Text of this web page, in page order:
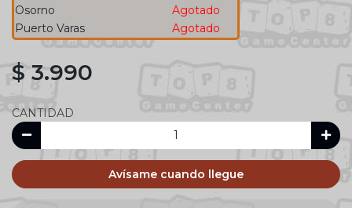
Osorno
Agotado
Puerto Varas
Agotado
$ 3.990
CANTIDAD
Avísame cuando llegue